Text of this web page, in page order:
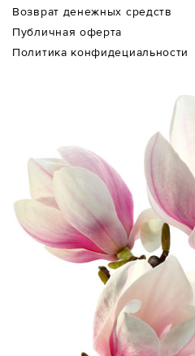
Возврат денежных средств
Публичная оферта
Политика конфидециальности